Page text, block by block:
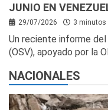
JUNIO EN
29/07/2026 3 minutos
Un reciente informe del
(OSV), apoyado por la
NACIONALES